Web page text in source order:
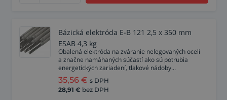
Bázická elektróda E-B 121 2,5 x 350 mm
ESAB 4,3 kg
Obalená elektróda na zváranie nelegovaných ocelí
a značne namáhaných súčastí ako sú potrubia
energetických zariadení, tlakové nádoby...
35,56 € s DPH
28,91 € bez DPH